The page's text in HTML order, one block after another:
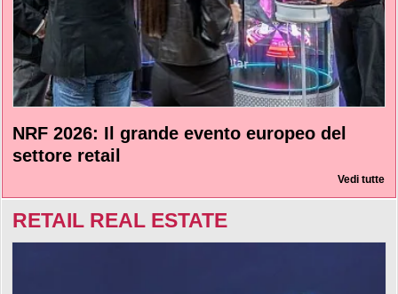
NRF 2026: Il grande evento europeo del
settore retail
Vedi tutte
RETAIL REAL ESTATE